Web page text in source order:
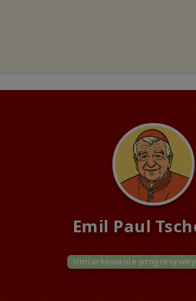
Emil Paul
Umiarkowanie